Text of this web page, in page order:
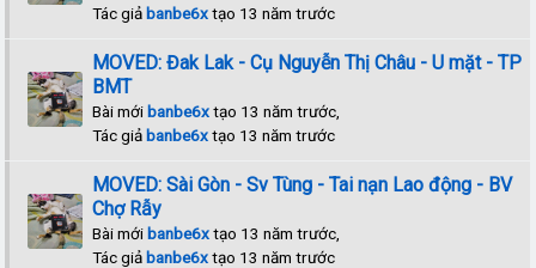
Tác giả banbe6xtạo 13 năm trước
MOVED: Đak Lak - Cụ Nguyễn Thị Châu - U mặt - TP
BMT
Bài mới banbe6xtạo 13 năm trước,
Tác giả banbe6xtạo 13 năm trước
MOVED: Sài Gòn - Sv Tùng - Tai nạn Lao động - BV
Chợ Rẫy
Bài mới banbe6xtạo 13 năm trước,
Tác giả banbe6xtạo 13 năm trước